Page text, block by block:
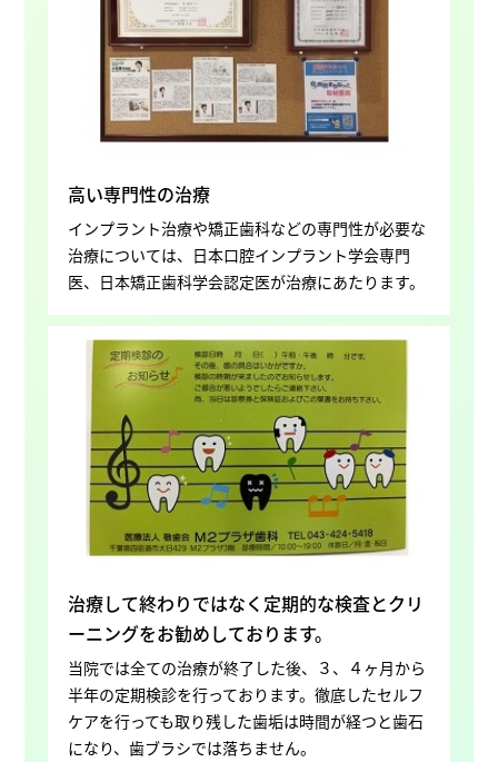
高い専門性の治療
インプラント治療や矯正歯科などの専門性が必要な
治療については、日本口腔インプラント学会専門
医、日本矯正歯科学会認定医が治療にあたります。
治療して終わりではなく定期的な検査とクリ
ーニングをお勧めしております。
当院では全ての治療が終了した後、３、４ヶ月から
半年の定期検診を行っております。徹底したセルフ
ケアを行っても取り残した歯垢は時間が経つと歯石
になり、歯ブラシでは落ちません。